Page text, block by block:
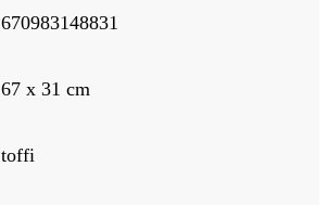
670983148831
67 x 31 cm
toffi